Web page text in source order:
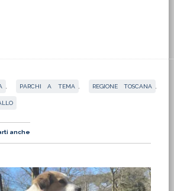
PARCHI A TEMA REGIONE TOSCANA
anche